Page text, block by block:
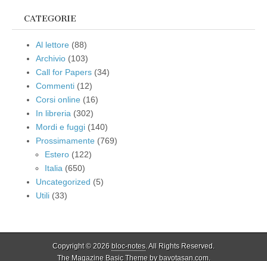
CATEGORIE
Al lettore (88)
Archivio (103)
Call for Papers (34)
Commenti (12)
Corsi online (16)
In libreria (302)
Mordi e fuggi (140)
Prossimamente (769)
Estero (122)
Italia (650)
Uncategorized (5)
Utili (33)
Copyright © 2026 bloc-notes. All Rights Reserved.
The Magazine Basic Theme bybavotasan.com.